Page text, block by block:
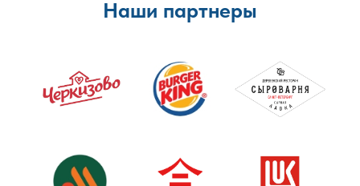
Наши партнеры